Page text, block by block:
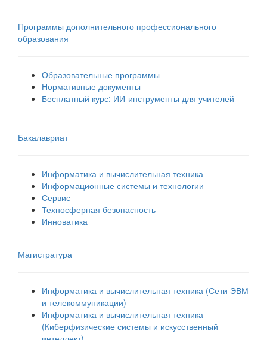
Программы дополнительного профессионального
образования
Образовательные программы
Нормативные документы
Бесплатный курс: ИИ‑инструменты для учителей
Бакалавриат
Информатика и вычислительная техника
Информационные системы и технологии
Сервис
Техносферная безопасность
Инноватика
Магистратура
Информатика и вычислительная техника (Сети ЭВМ
и телекоммуникации)
Информатика и вычислительная техника
(Киберфизические системы и искусственный